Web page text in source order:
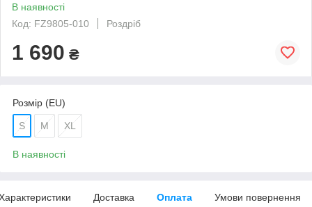
В наявності
Код: FZ9805-010
Роздріб
1 690 ₴
Розмір (EU)
S M XL
В наявності
Доставка Оплата Умови повернення